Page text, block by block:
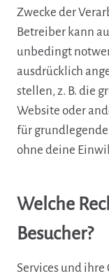
Zwecke der
Betreiber kann
unbedingt
ausdrücklich
stellen, z. B. die
Website oder
für
ohne deine
Welche
Besucher?
Services und